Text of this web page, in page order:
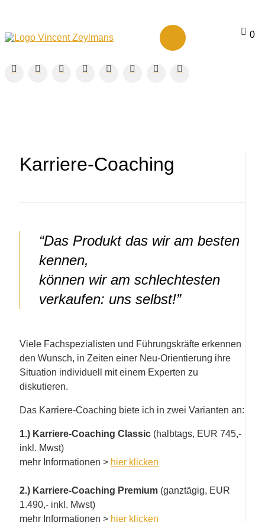
0
Karriere-Coaching
“Das Produkt das wir am besten
kennen,
können wir am schlechtesten
verkaufen: uns selbst!”
Viele Fachspezialisten und Führungskräfte erkennen
den Wunsch, in Zeiten einer Neu-Orientierung ihre
Situation individuell mit einem Experten zu
diskutieren.
Das Karriere-Coaching biete ich in zwei Varianten an:
1.) Karriere-Coaching Classic(halbtags, EUR 745,-
inkl. Mwst)
mehr Informationen > hier klicken
2.) Karriere-Coaching Premium(ganztägig, EUR
1.490,- inkl. Mwst)
mehr Informationen > hier klicken